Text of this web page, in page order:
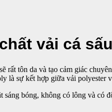
vải cá
rất tôn da và tạo cảm giác
là sự kết hợp giữa vải polyester
sáng bóng, không có lông và có